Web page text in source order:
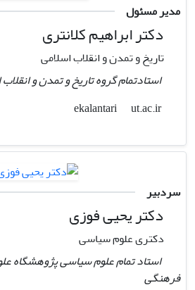
مدیر مسئول
دکتر ابراهیم کلانتری
تاریخ و تمدن و انقلاب اسلامی
استادتمام گروه تاریخ و تمدن و
ekalantari
ut.ac.ir
سردبیر
دکتر یحیی فوزی
دکتری علوم سیاسی
استاد تمام علوم سیاسی پژوهشگاه
فرهنگی